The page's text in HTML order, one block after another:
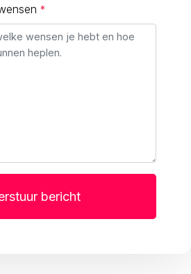
bericht